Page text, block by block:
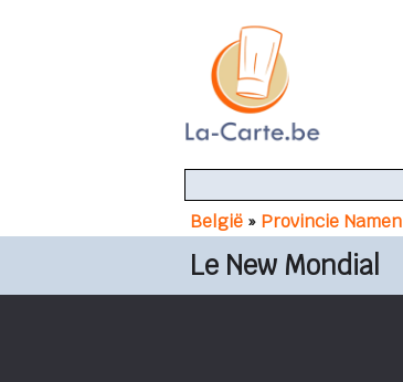
België » Provincie Namen
Le New Mondial